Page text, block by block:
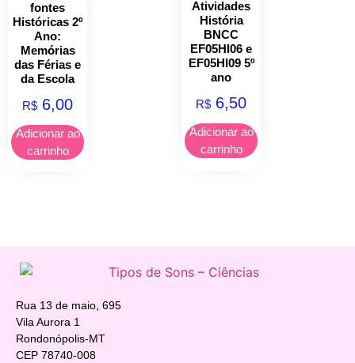
fontes
Históricas 2º
Ano:
Memórias
das Férias e
da Escola
R$ 6,00
Adicionar ao
carrinho
Atividades
História
BNCC
EF05HI06 e
EF05HI09 5º
ano
R$ 6,50
Adicionar ao
carrinho
Rua 13 de maio, 695
Vila Aurora 1
Rondonópolis-MT
CEP 78740-008